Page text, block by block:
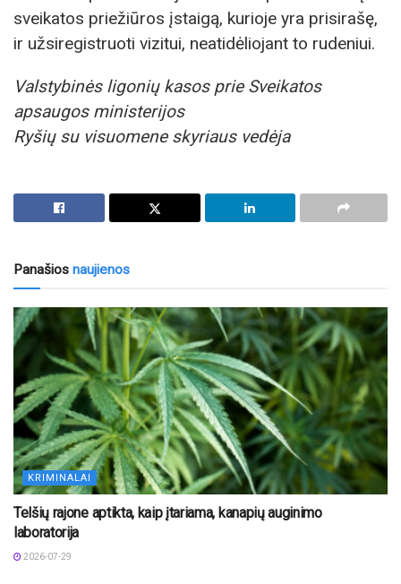
sveikatos priežiūros įstaigą, kurioje yra prisirašę,
ir užsiregistruoti vizitui, neatidėliojant to rudeniui.
Valstybinės ligonių kasos prie Sveikatos
apsaugos ministerijos
Ryšių su visuomene skyriaus vedėja
Panašios naujienos
KRIMINALAI
Telšių rajone aptikta, kaip įtariama, kanapių auginimo
laboratorija
2026-07-29